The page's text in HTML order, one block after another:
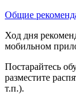
Общие
Ход дня
мобильном
Постарайтесь
разместите
т.п.).